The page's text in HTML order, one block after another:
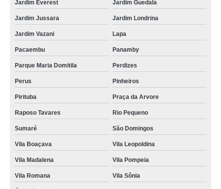
Jardim Everest Jardim Guedala
Jardim Jussara Jardim Londrina
Jardim Vazani Lapa
Pacaembu Panamby
Parque Maria Domitila Perdizes
Perus Pinheiros
Pirituba Praça da Arvore
Raposo Tavares Rio Pequeno
Sumaré São Domingos
Vila Boaçava Vila Leopoldina
Vila Madalena Vila Pompeia
Vila Romana Vila Sônia